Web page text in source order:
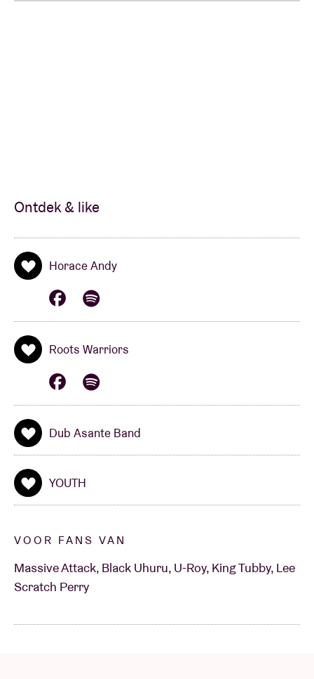
Ontdek & like
Horace Andy
Roots Warriors
Dub Asante Band
YOUTH
VOOR FANS VAN
Massive Attack, Black Uhuru, U-Roy, King Tubby, Lee
Scratch Perry